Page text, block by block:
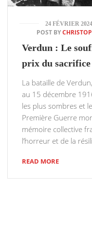
24 FÉVRIER 2024
POST BY
Verdun : Le
prix du sacrifice
La bataille de
au 15 décembre
les plus sombres et
Première Guerre
mémoire collective
l’horreur et de la
READ MORE